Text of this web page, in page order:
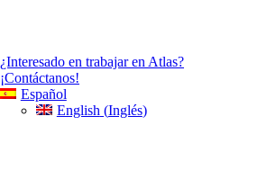
¿Interesado en trabajar en Atlas?
¡Contáctanos!
Español
English (Inglés)